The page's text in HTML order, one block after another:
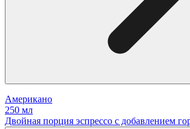
Американо
250 мл
Двойная порция эспрессо с добавлением